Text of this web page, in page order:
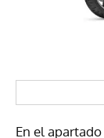
En el